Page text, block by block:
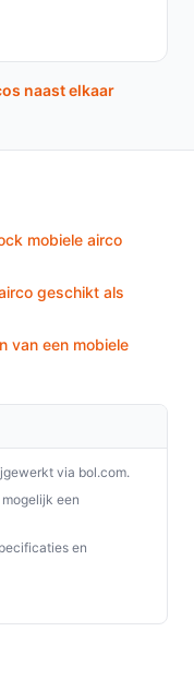
verwarmen,
van prijs,
het tot een
die
van ruimtes tot
functies en
keuze voor ieder
prijzen op
wat perfect past
naast elkaar
mobiele airco
geschikt als
van een mobiele
via bol.com.
een
en